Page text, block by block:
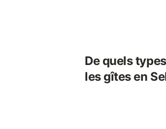
De quels
les gîtes en